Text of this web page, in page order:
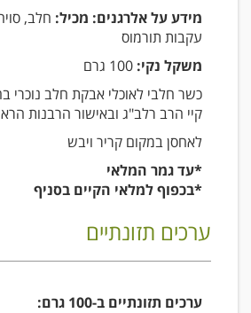
מידע על אלרגנים: מכיל: חלב,
עקבות תורמוס
משקל נקי:
כשר חלבי לאוכלי אבקת חלב
קיי הרב רלב"ג ובאישור הרבנות
לאחסן במקום קריר ויבש
*עד גמר המלאי
*בכפוף למלאי הקיים בסניף
ערכים תזונתיים
ערכים תזונתיים ב-100 גרם: